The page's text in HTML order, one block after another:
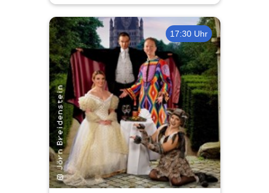
17:30 Uhr